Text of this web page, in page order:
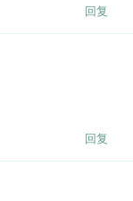
回复
回复